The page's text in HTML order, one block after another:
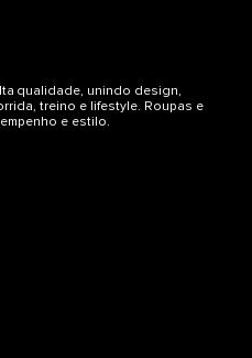
qualidade, unindo design,
treino e lifestyle. Roupas e
e estilo.